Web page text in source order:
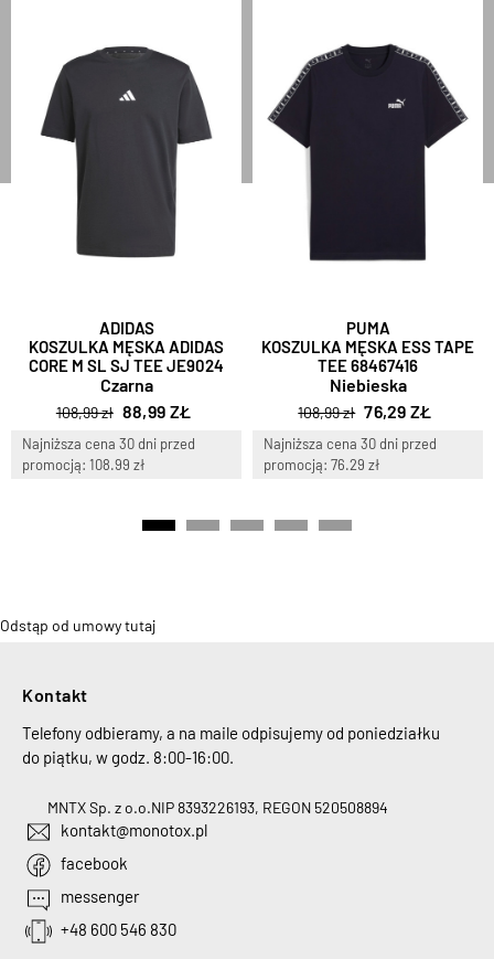
ADIDAS
KOSZULKA MĘSKA ADIDAS
CORE M SL SJ TEE JE9024
Czarna
108,99 zł 88,99 ZŁ
Najniższa cena 30 dni przed
promocją: 108.99 zł
PUMA
KOSZULKA MĘSKA ESS TAPE
TEE 68467416
Niebieska
108,99 zł 76,29 ZŁ
Najniższa cena 30 dni przed
promocją: 76.29 zł
Odstąp od umowy tutaj
Kontakt
Telefony odbieramy, a na maile odpisujemy od poniedziałku
do piątku, w godz. 8:00-16:00.
MNTX Sp. z o.o.NIP 8393226193, REGON 520508894
kontakt@monotox.pl
facebook
messenger
+48 600 546 830